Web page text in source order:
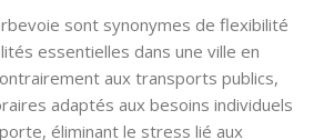
sont synonymes de flexibilité
essentielles dans une ville en
aux transports publics,
adaptés aux besoins individuels
éliminant le stress lié aux